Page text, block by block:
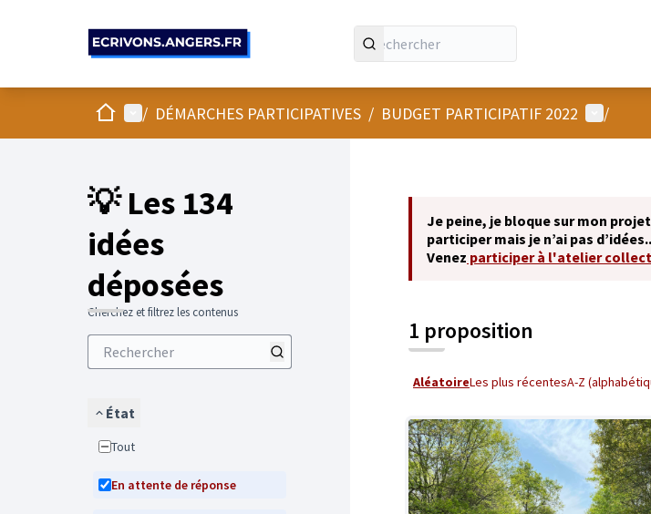
AccueilMenu principal
/ DÉMARCHES PARTICIPATIVES / BUDGET PARTICIPATIF 2022 Menu
/
💡 Les 134
idées
déposées
Cherchez et filtrez les contenus
État
Tout
En attente de réponse
Je peine, je bloque sur mon
participer mais je n’ai pas
Venez participer à l'atelier
1 proposition
AléatoireLes plus récentesA-Z